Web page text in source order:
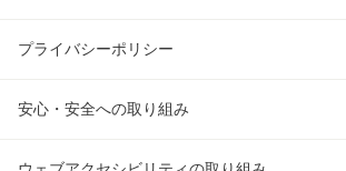
プライバシーポリシー
安心・安全への取り組み